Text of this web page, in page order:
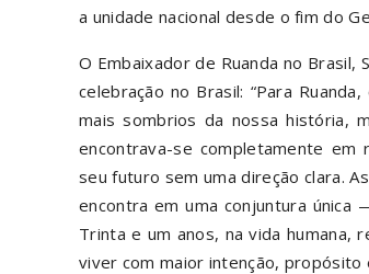
a unidade nacional desde o fim do
O Embaixador de Ruanda no Brasil,
celebração no Brasil: “Para
mais sombrios da nossa história,
encontrava-se completamente
seu futuro sem uma direção clara.
encontra em uma conjuntura
Trinta e um anos, na vida humana,
viver com maior intenção, propósito